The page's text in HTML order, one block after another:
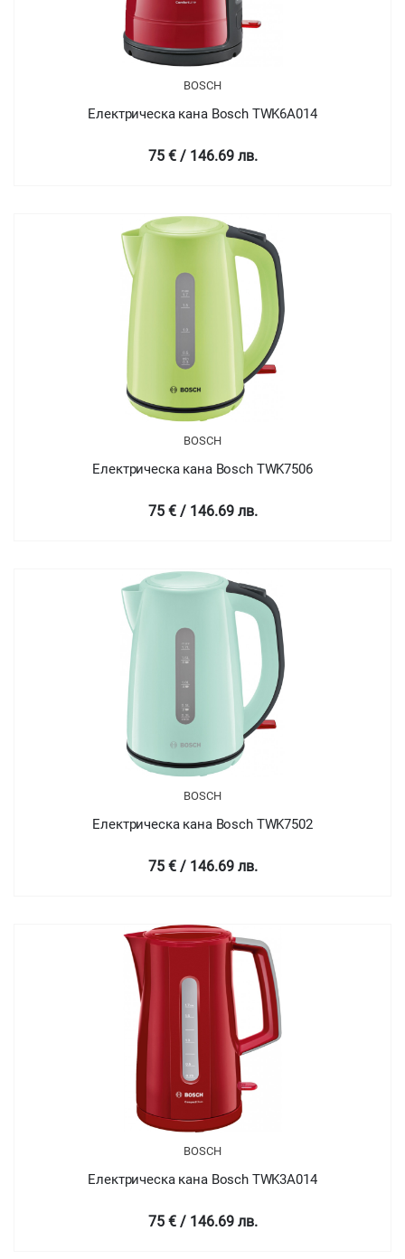
BOSCH
Електрическа кана Bosch TWK6A014
75 € / 146.69 лв.
BOSCH
Електрическа кана Bosch TWK7506
75 € / 146.69 лв.
BOSCH
Електрическа кана Bosch TWK7502
75 € / 146.69 лв.
BOSCH
Електрическа кана Bosch TWK3A014
75 € / 146.69 лв.